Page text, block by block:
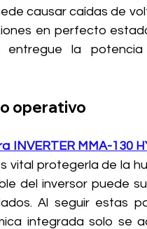
causar caídas de
en perfecto
entregue la
operativo
INVERTER MMA-130
vital protegerla de la
del inversor puede
Al seguir estas
integrada solo se